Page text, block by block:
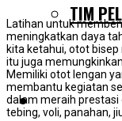
TIM
SERVIS KAMI
Latihan untuk
meningkatkan daya
kita ketahui, otot
itu juga
Memiliki otot lengan
membantu kegiatan
dalam meraih prestasi
tebing, voli, panahan,